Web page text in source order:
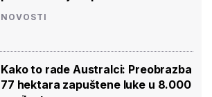
NOVOSTI
Kako to rade Australci: Preobrazba
77 hektara zapuštene luke u 8.000